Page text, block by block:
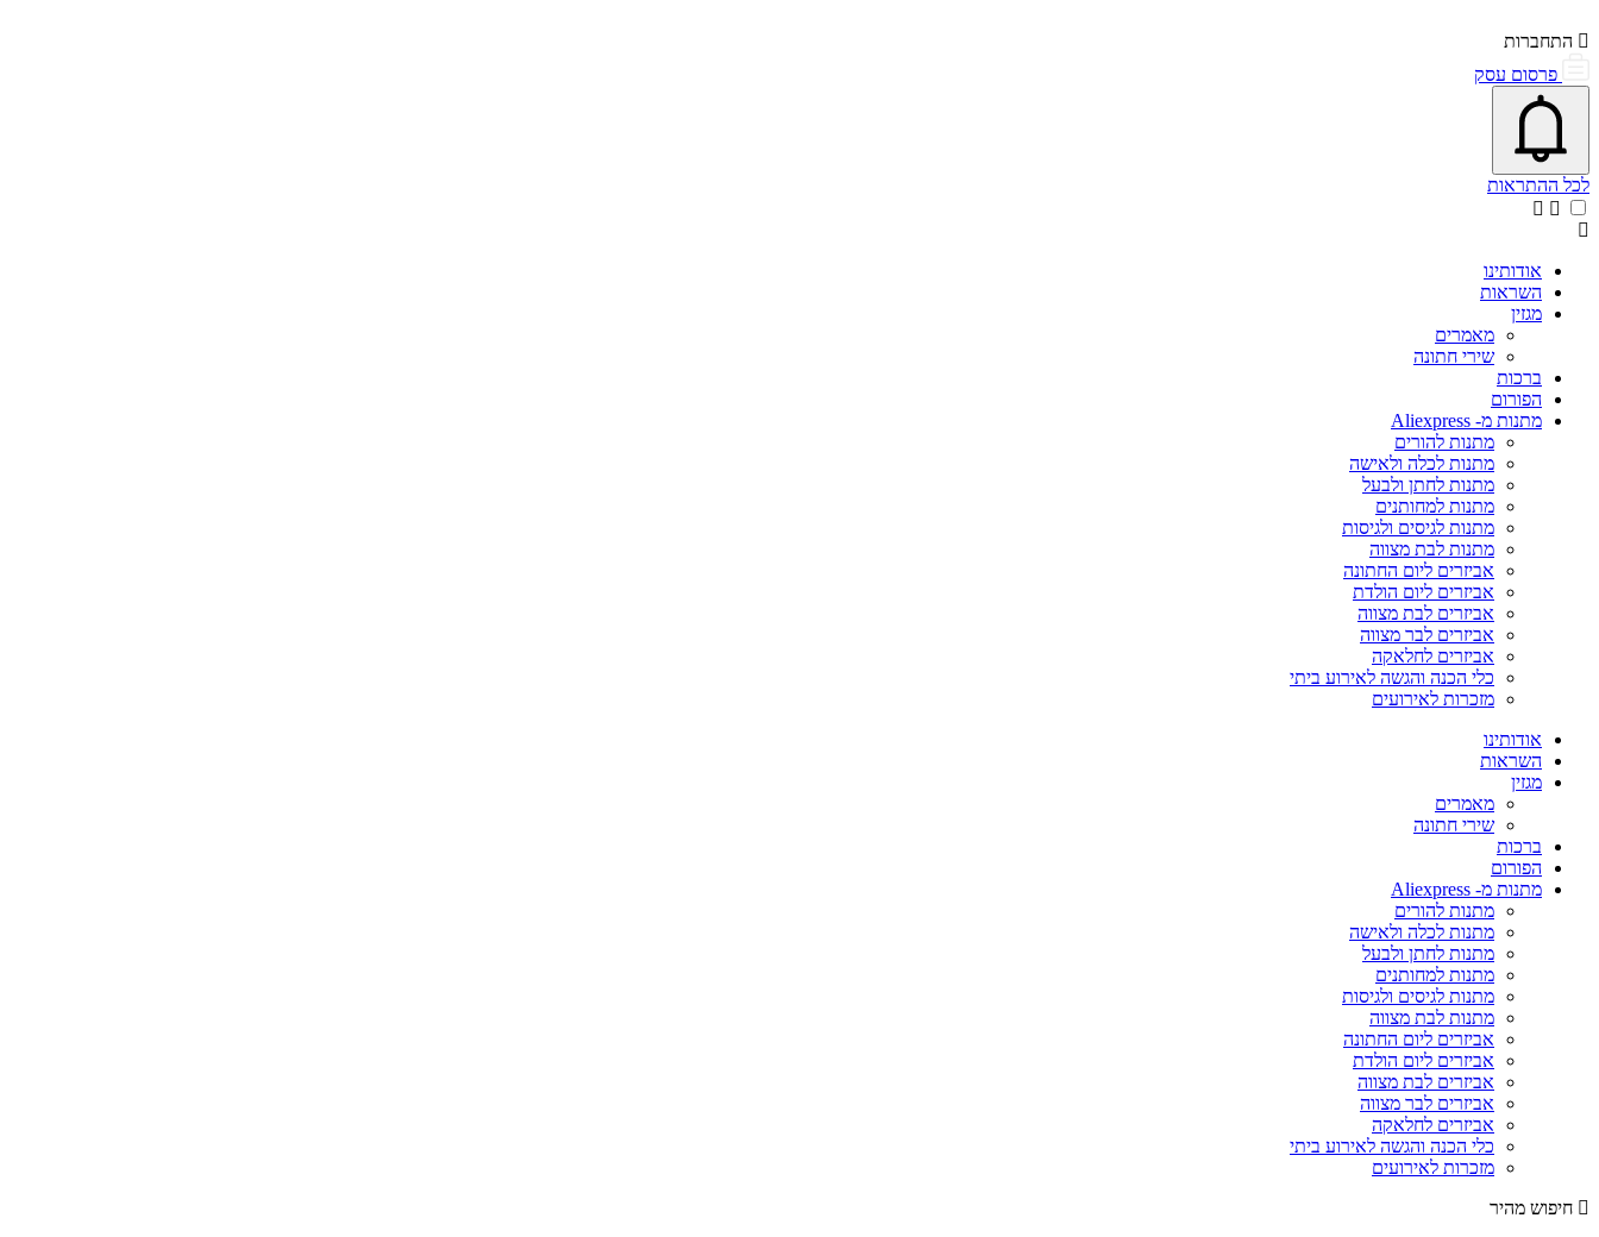
התחברות
פרסום עסק
פתיחת\סגירת מרכז התראות
אייקון פעמון
לכל ההתראות
אודותינו
השראות
מגזין
מאמרים
שירי חתונה
ברכות
הפורום
מתנות מ- Aliexpress
מתנות להורים
מתנות לכלה ולאישה
מתנות לחתן ולבעל
מתנות למחותנים
מתנות לגיסים ולגיסות
מתנות לבת מצווה
אביזרים ליום החתונה
אביזרים ליום הולדת
אביזרים לבת מצווה
אביזרים לבר מצווה
אביזרים לחלאקה
כלי הכנה והגשה לאירוע ביתי
מזכרות לאירועים
אודותינו
השראות
מגזין
מאמרים
שירי חתונה
ברכות
הפורום
מתנות מ- Aliexpress
מתנות להורים
מתנות לכלה ולאישה
מתנות לחתן ולבעל
מתנות למחותנים
מתנות לגיסים ולגיסות
מתנות לבת מצווה
אביזרים ליום החתונה
אביזרים ליום הולדת
אביזרים לבת מצווה
אביזרים לבר מצווה
אביזרים לחלאקה
כלי הכנה והגשה לאירוע ביתי
מזכרות לאירועים
חיפוש מהיר